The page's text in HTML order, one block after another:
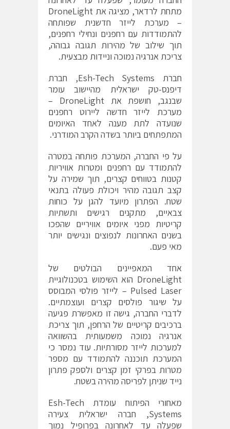
מתחת לרדאר, מציגה את DroneLight
– מערכת לייזר חדשנית שפותחה
להתמודדות עם רחפנים ונחילי רחפנים,
תוך שילוב של מהירות תגובה גבוהה,
צריכת אנרגיה נמוכה וניידות מבצעית.
חברת Esh-Tech Systems, חברת
דיפנס-טק ישראלית מהיישוב עומר
שבנגב, חושפת את DroneLight –
מערכת לייזר חדשה ליירוט רחפנים
שנועדה לתת מענה לאחד האיומים
המתפתחים ביותר בשדה הקרב המודרני.
על פי החברה, המערכת פותחה במטרה
להתמודד עם רחפנים ומטרות אוויריות
קטנות בטווחים קצרים, תוך שמירה על
קצב תגובה מהיר ויכולת פעולה בתנאי
שטח. הפתרון מיועד להגן על כוחות
צבאיים, מתקנים רגישים ותשתיות
קריטיות מפני איומים אוויריים שהפכו
בשנים האחרונות לנפוצים ונגישים יותר
מאי פעם.
אחד המאפיינים הבולטים של
DroneLight הוא השימוש בטכנולוגיית
Pulsed Laser – לייזר פולסי המבוסס
על שיגור פולסים קצרים ועוצמתיים.
לדברי החברה, גישה זו מאפשרת פגיעה
ברכיבים קריטיים של הרחפן, תוך צריכת
אנרגיה נמוכה משמעותית בהשוואה
למערכות לייזר מסורתיות. עוד נמסר כי
המערכת תוכננה להתמודד עם מספר
מטרות בפרקי זמן קצרים ולספק פתרון
נייד שניתן לפריסה מהירה בשטח.
מאחורי הפיתוח עומדת Esh-Tech
Systems, חברה ישראלית צעירה
שפעלה עד לאחרונה בפרופיל נמוך